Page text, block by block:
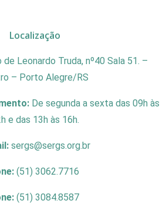
Localização
Leonardo Truda, nº40 Sala 51. –
– Porto Alegre/RS
De segunda a sexta das 09h às
e das 13h às 16h.
sergs@sergs.org.br
(51) 3062.7716
(51) 3084.8587